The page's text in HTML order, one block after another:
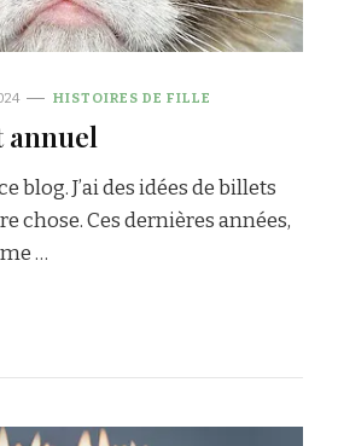
HISTOIRES DE FILLE
annuel
blog. J’ai des idées de billets
chose. Ces dernières années,
…